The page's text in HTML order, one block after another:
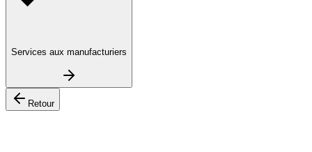
Services aux manufacturiers
Retour